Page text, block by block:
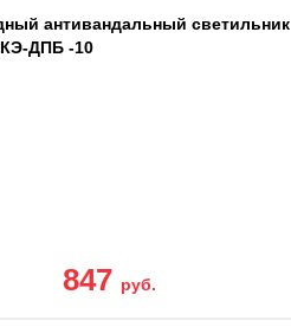
антивандальный светильник
ДПБ -10
847 руб.